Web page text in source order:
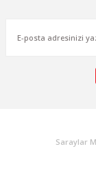
Saraylar